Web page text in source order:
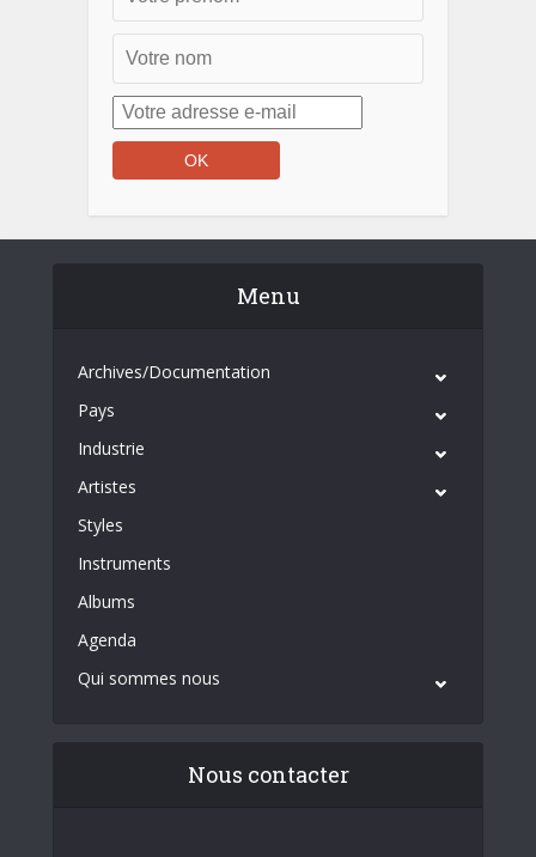
Menu
Archives/Documentation
Pays
Industrie
Artistes
Styles
Instruments
Albums
Agenda
Qui sommes nous
Nous contacter